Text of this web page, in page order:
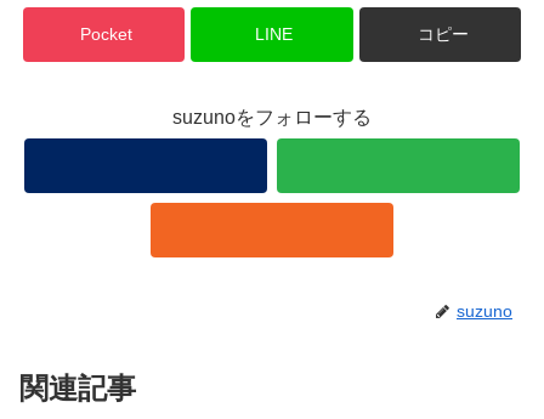
Pocket LINE コピー
suzunoをフォローする
suzuno
関連記事